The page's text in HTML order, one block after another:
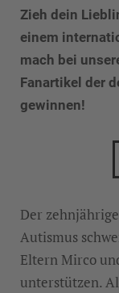
Zieh dein
einem
mach bei
Fanartikel der
gewinnen!
Der
Autismus
Eltern Mirco
unterstützen.